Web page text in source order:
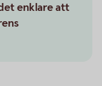
enklare att